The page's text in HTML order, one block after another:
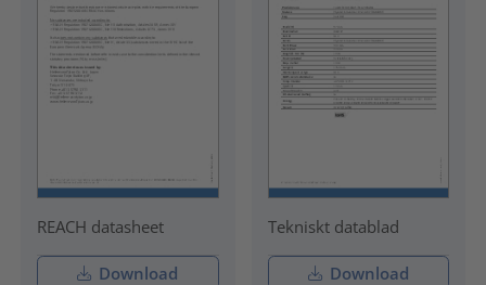
REACH datasheet
Download
Tekniskt datablad
Download